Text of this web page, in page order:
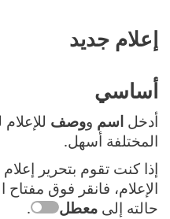
إعلام جديد
أساسي
أدخل اسم ووصف
المختلفة أسهل.
إذا كنت تقوم بتحرير
الإعلام، فانقر فوق مفتاح
حالته إلى معطل .